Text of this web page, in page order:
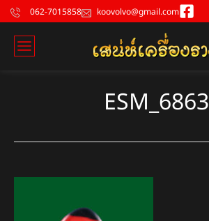
062-7015858 koovolvo@gmail.com
ESM_6863